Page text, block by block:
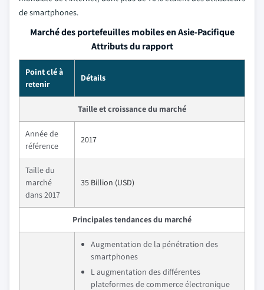
de smartphones.
Marché des portefeuilles mobiles en Asie-Pacifique
Attributs du rapport
Point clé à
retenir
Détails
Taille et croissance du marché
Année de
référence
2017
Taille du
marché
dans 2017
35 Billion (USD)
Principales tendances du marché
Augmentation de la pénétration des
smartphones
L augmentation des différentes
plateformes de commerce électronique